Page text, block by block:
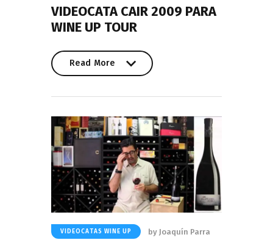
VIDEOCATA CAIR 2009 PARA
WINE UP TOUR
Read More
VIDEOCATAS WINE UP by Joaquín Parra